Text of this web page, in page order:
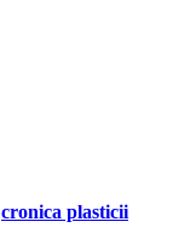
cronica plasticii